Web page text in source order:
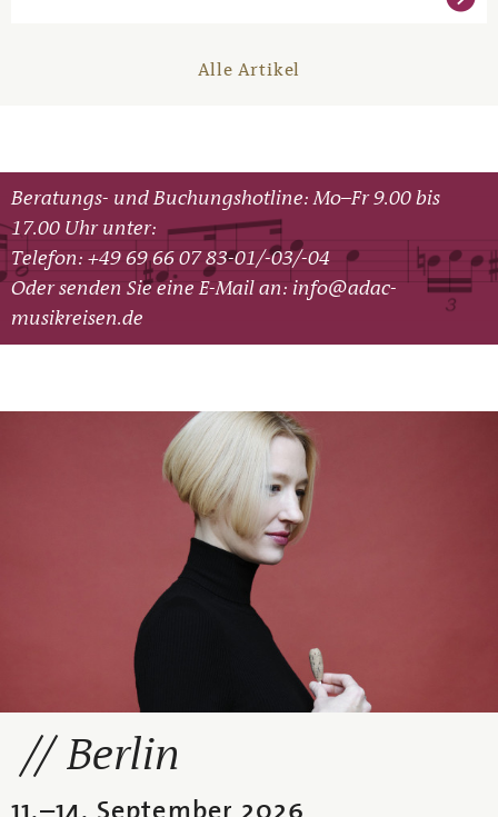
Alle Artikel
Beratungs- und Buchungshotline: Mo–Fr 9.00 bis
17.00 Uhr unter:
Telefon: +49 69 66 07 83-01/-03/-04
Oder senden Sie eine E-Mail an:info@adac-
musikreisen.de
Berlin